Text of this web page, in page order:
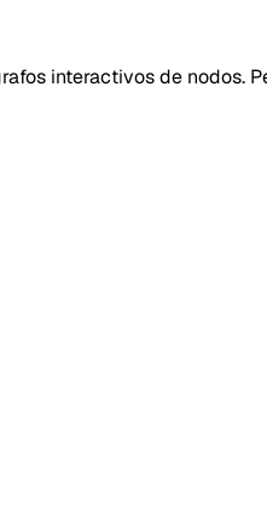
interactivos de nodos.